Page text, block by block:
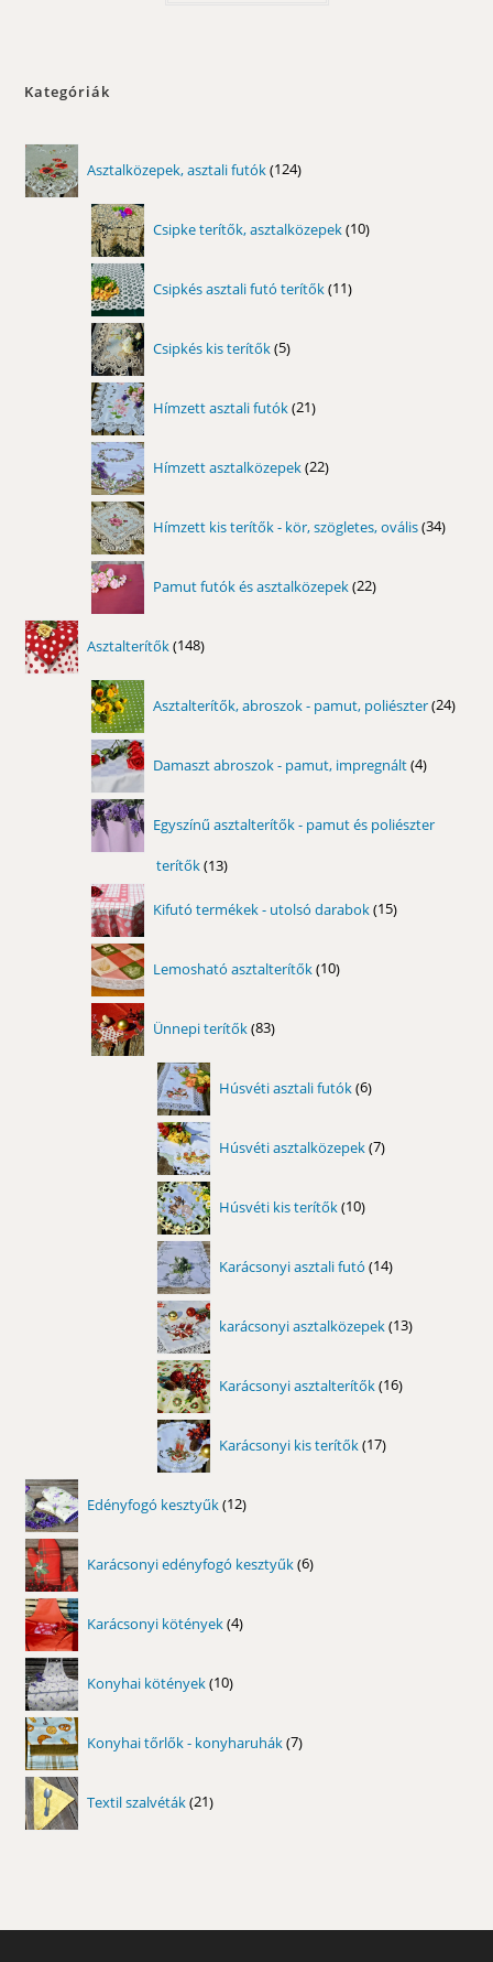
Kategóriák
Asztalközepek, asztali futók 124
termék
Csipke terítők, asztalközepek 10
termék
Csipkés asztali futó terítők 11
termék
Csipkés kis terítők 5
termék
Hímzett asztali futók 21
termék
Hímzett asztalközepek 22
termék
Hímzett kis terítők - kör, szögletes, ovális 34
termék
Pamut futók és asztalközepek 22
termék
Asztalterítők 148
termék
Asztalterítők, abroszok - pamut, poliészter 24
Damaszt abroszok - pamut, impregnált 4
termék
Egyszínű asztalterítők - pamut és poliészter
terítők 1313
Kifutó termékek - utolsó darabok 15
termék
Lemosható asztalterítők 10
termék
Ünnepi terítők 83
termék
Húsvéti asztali futók 6
termék
Húsvéti asztalközepek 7
termék
Húsvéti kis terítők 10
termék
Karácsonyi asztali futó 14
termék
karácsonyi asztalközepek 13
termék
Karácsonyi asztalterítők 16
termék
Karácsonyi kis terítők 17
termék
Edényfogó kesztyűk 12
termék
Karácsonyi edényfogó kesztyűk 6
termék
Karácsonyi kötények 4
termék
Konyhai kötények 10
termék
Konyhai tőrlők - konyharuhák 7
termék
Textil szalvéták 21
termék